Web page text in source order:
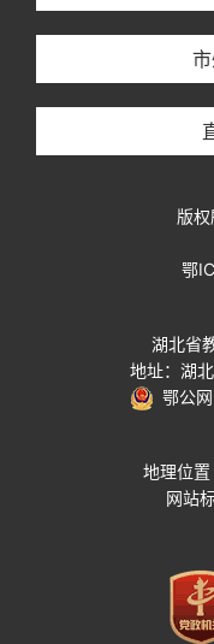
版
鄂
湖北省
地址：湖
鄂公
地理位置
网站